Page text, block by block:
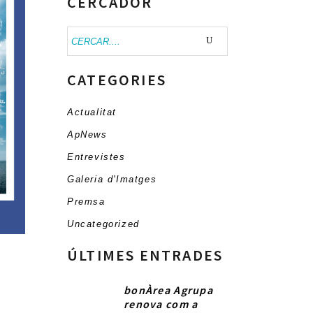
Buscar:
CATEGORIES
Actualitat
ApNews
Entrevistes
Galeria d'Imatges
Premsa
Uncategorized
ÚLTIMES ENTRADES
bonÀrea Agrupa
renova com a